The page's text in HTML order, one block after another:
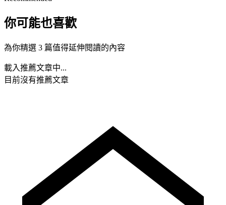
你可能也喜歡
為你精選 3 篇值得延伸閱讀的內容
載入推薦文章中...
目前沒有推薦文章